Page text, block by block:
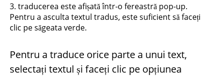
3. traducerea este afișată într-o fereastră pop-up.
Pentru a asculta textul tradus, este suficient să faceți
clic pe săgeata verde.
Pentru a traduce orice parte a unui text,
selectați textul și faceți clic pe opțiunea